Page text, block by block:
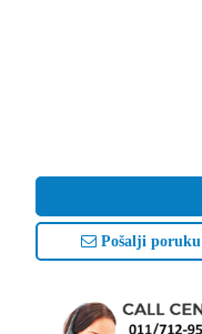
Pošalji poruku